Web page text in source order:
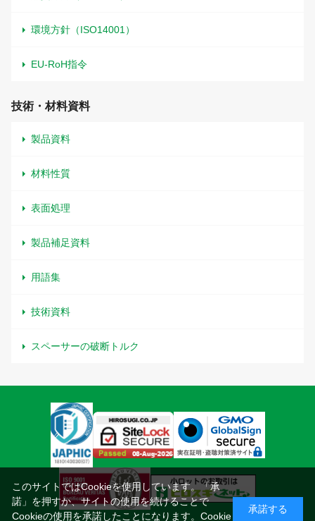
環境方針（ISO14001）
EU-RoH指令
技術・材料資料
製品資料
材料性質
表面処理
製品補足資料
用語集
技術資料
スペーサーの破断トルク
このサイトではCookieを使用しています。「承
諾」を押すか、サイトの使用を続けることで
Cookieの使用を承諾したことになります。 Cookie
承諾する